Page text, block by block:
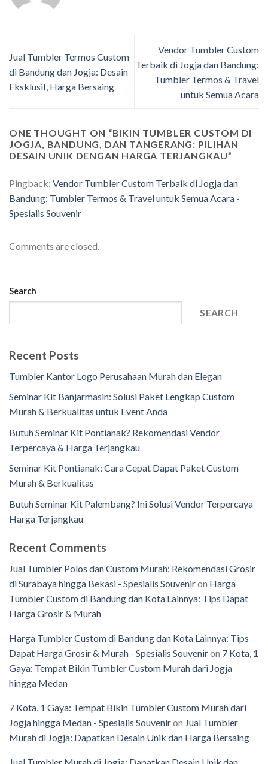
Jual Tumbler Termos Custom
di Bandung dan Jogja: Desain
Eksklusif, Harga Bersaing
Vendor Tumbler Custom
Terbaik di Jogja dan Bandung:
Tumbler Termos & Travel
untuk Semua Acara
ONE THOUGHT ON “BIKIN TUMBLER CUSTOM DI
JOGJA, BANDUNG, DAN TANGERANG: PILIHAN
DESAIN UNIK DENGAN HARGA TERJANGKAU”
Pingback: Vendor Tumbler Custom Terbaik di Jogja dan
Bandung: Tumbler Termos & Travel untuk Semua Acara -
Spesialis Souvenir
Comments are closed.
Search
SEARCH
Recent Posts
Tumbler Kantor Logo Perusahaan Murah dan Elegan
Seminar Kit Banjarmasin: Solusi Paket Lengkap Custom
Murah & Berkualitas untuk Event Anda
Butuh Seminar Kit Pontianak? Rekomendasi Vendor
Terpercaya & Harga Terjangkau
Seminar Kit Pontianak: Cara Cepat Dapat Paket Custom
Murah & Berkualitas
Butuh Seminar Kit Palembang? Ini Solusi Vendor Terpercaya
Harga Terjangkau
Recent Comments
Jual Tumbler Polos dan Custom Murah: Rekomendasi Grosir
di Surabaya hingga Bekasi - Spesialis Souveniron Harga
Tumbler Custom di Bandung dan Kota Lainnya: Tips Dapat
Harga Grosir & Murah
Harga Tumbler Custom di Bandung dan Kota Lainnya: Tips
Dapat Harga Grosir & Murah - Spesialis Souveniron 7 Kota, 1
Gaya: Tempat Bikin Tumbler Custom Murah dari Jogja
hingga Medan
7 Kota, 1 Gaya: Tempat Bikin Tumbler Custom Murah dari
Jogja hingga Medan - Spesialis Souveniron Jual Tumbler
Murah di Jogja: Dapatkan Desain Unik dan Harga Bersaing
Jual Tumbler Murah di Jogja: Dapatkan Desain Unik dan